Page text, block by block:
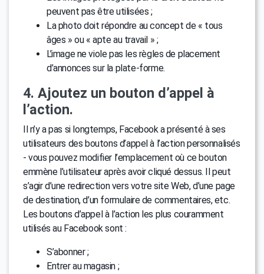
peuvent pas être utilisées ;
La photo doit répondre au concept de « tous
âges » ou « apte au travail » ;
L’image ne viole pas les règles de placement
d’annonces sur la plate-forme.
4. Ajoutez un bouton d’appel à
l’action.
Il n’y a pas si longtemps, Facebook a présenté à ses
utilisateurs des boutons d’appel à l’action personnalisés
- vous pouvez modifier l’emplacement où ce bouton
emmène l’utilisateur après avoir cliqué dessus. Il peut
s’agir d’une redirection vers votre site Web, d’une page
de destination, d’un formulaire de commentaires, etc.
Les boutons d’appel à l’action les plus couramment
utilisés au Facebook sont :
S’abonner ;
Entrer au magasin ;